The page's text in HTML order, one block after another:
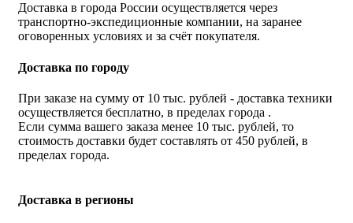
Доставка в города России осуществляется через
транспортно-экспедиционные компании, на заранее
оговоренных условиях и за счёт покупателя.
Доставка по городу
При заказе на сумму от 10 тыс. рублей - доставка техники
осуществляется бесплатно, в пределах города .
Если сумма вашего заказа менее 10 тыс. рублей, то
стоимость доставки будет составлять от 450 рублей, в
пределах города.
Доставка в регионы